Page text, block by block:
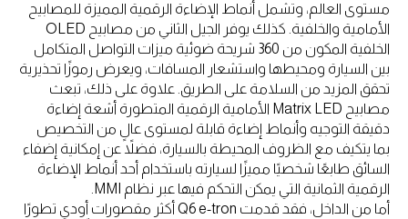
مستوى العالم، وتشمل أنماط الإضاءة الرقمية المميزة للمصابيح
الأمامية والخلفية. كذلك يوفر الجيل الثاني من مصابيح OLED
الخلفية المكون من 360 شريحة ضوئية ميزات التواصل المتكامل
بين السيارة ومحيطها واستشعار المسافات، ويعرض رموزًا تحذيرية
تحقق المزيد من السلامة على الطريق. علاوة على ذلك، تبعث
مصابيح Matrix LED الأمامية الرقمية المتطورة أشعة إضاءة
دقيقة التوجيه وأنماط إضاءة قابلة لمستوى عالٍ من التخصيص
بما يتكيف مع الظروف المحيطة بالسيارة، فضلاً عن إمكانية إضفاء
السائق طابعًا شخصيًا مميزًا لسيارته باستخدام أحد أنماط الإضاءة
الرقمية الثمانية التي يمكن التحكم فيها عبر نظام MMI.
أما من الداخل، فقد قدمت Q6 e-tron أكثر مقصورات أودي تطورًا